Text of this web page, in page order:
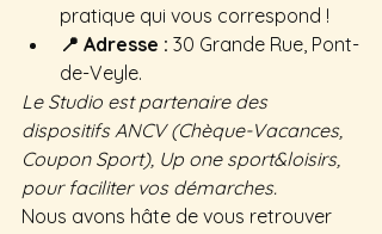
pratique qui vous correspond !
📍 Adresse : 30 Grande Rue, Pont-
de-Veyle.
Le Studio est partenaire des
dispositifs ANCV (Chèque-Vacances,
Coupon Sport), Up one sport&loisirs,
pour faciliter vos démarches.
Nous avons hâte de vous retrouver